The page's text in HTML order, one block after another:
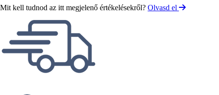
Mit kell tudnod az itt megjelenő értékelésekről? Olvasd el